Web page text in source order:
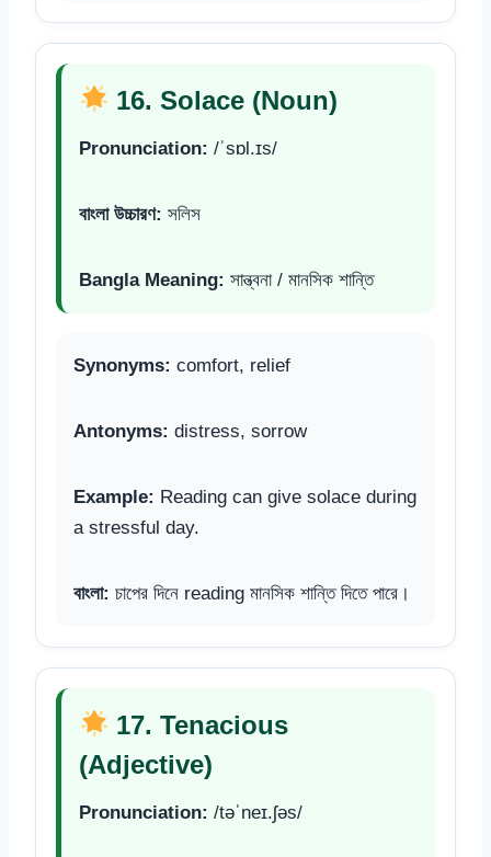
16. Solace (Noun)
Pronunciation: /ˈsɒl.ɪs/
বাংলা উচ্চারণ: সলিস
Bangla Meaning: সান্ত্বনা / মানসিক শান্তি
Synonyms: comfort, relief
Antonyms: distress, sorrow
Example: Reading can give solace during
a stressful day.
বাংলা: চাপের দিনে reading মানসিক শান্তি দিতে পারে।
17. Tenacious
(Adjective)
Pronunciation: /təˈneɪ.ʃəs/